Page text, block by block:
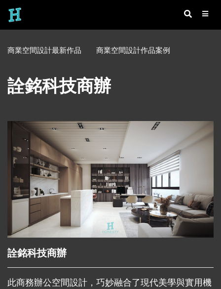
商業空間設計最新作品 商業空間設計作品案例
詮銘科技商辦
詮銘科技商辦
此商務辦公空間設計，巧妙融合了現代美學與實用機